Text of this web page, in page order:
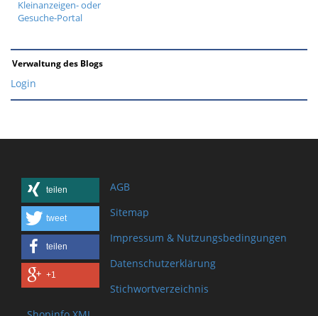
Kleinanzeigen- oder
Gesuche-Portal
Verwaltung des Blogs
Login
teilen
tweet
teilen
+1
AGB
Sitemap
Impressum & Nutzungsbedingungen
Datenschutzerklärung
Stichwortverzeichnis